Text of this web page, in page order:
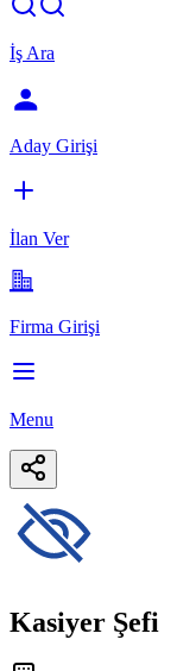
İş Ara
Aday Girişi
İlan Ver
Firma Girişi
Menu
Kasiyer Şefi